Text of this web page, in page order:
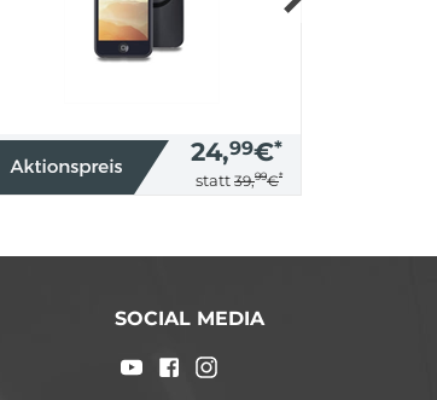
24,99€*
statt 39,99€*
SOCIAL MEDIA